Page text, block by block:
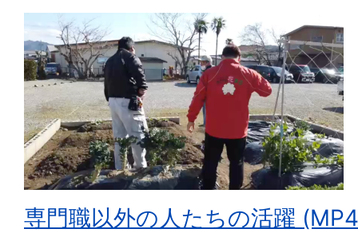
専門職以外の人たちの活躍